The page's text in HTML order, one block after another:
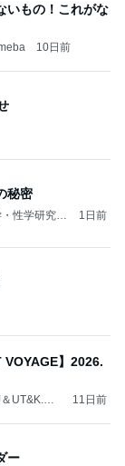
いもの！これがな
10日前
秘密
性学研究
1日前
VOYAGE】2026.
UT&K.O.
11日前
ー